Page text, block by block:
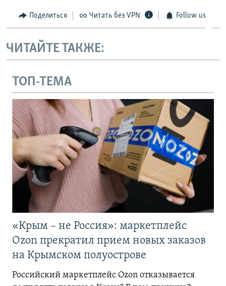
Поделиться Читать без VPN Follow us
ЧИТАЙТЕ ТАКЖЕ:
ТОП-ТЕМА
«Крым – не Россия»: маркетплейс
Ozon прекратил прием новых заказов
на Крымском полуострове
Российский маркетплейс Ozon отказывается